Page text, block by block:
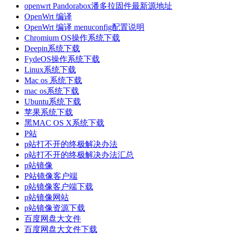
openwrt Pandorabox潘多拉固件最新源地址
OpenWrt 编译
OpenWrt 编译 menuconfig配置说明
Chromium OS操作系统下载
Deepin系统下载
FydeOS操作系统下载
Linux系统下载
Mac os 系统下载
mac os系统下载
Ubuntu系统下载
苹果系统下载
黑MAC OS X系统下载
P站
p站打不开的终极解决办法
p站打不开的终极解决办法汇总
p站镜像
P站镜像客户端
p站镜像客户端下载
p站镜像网站
p站镜像资源下载
百度网盘大文件
百度网盘大文件下载